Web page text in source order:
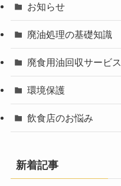
お知らせ
廃油処理の基礎知識
廃食用油回収サービス
環境保護
飲食店のお悩み
新着記事